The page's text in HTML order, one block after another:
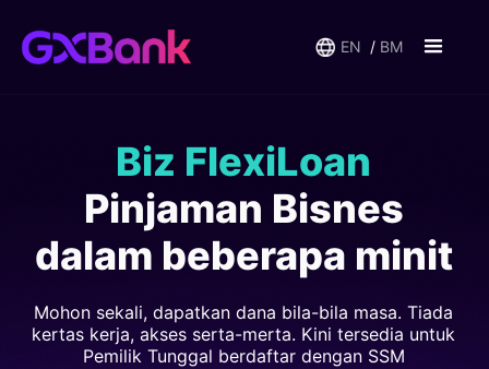
EN BM
Biz FlexiLoan
Pinjaman Bisnes
dalam beberapa minit
Mohon sekali, dapatkan dana bila-bila masa. Tiada
kertas kerja, akses serta-merta. Kini tersedia untuk
Pemilik Tunggal berdaftar dengan SSM